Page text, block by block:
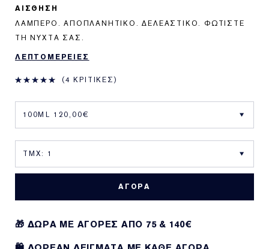
ΑΙΣΘΗΣΗ
ΛΑΜΠΕΡΌ. ΑΠΟΠΛΑΝΗΤΙΚΌ. ΔΕΛΕΑΣΤΙΚΌ. ΦΩΤΊΣΤΕ
ΤΗ ΝΎΧΤΑ ΣΑΣ.
ΛΕΠΤΟΜΕΡΕΙΕΣ
4 ΚΡΙΤΙΚΈΣ
ΑΓΟΡΑ
🎁 ΔΩΡΑ ΜΕ ΑΓΟΡΕΣ ΑΠΌ 75 & 140€